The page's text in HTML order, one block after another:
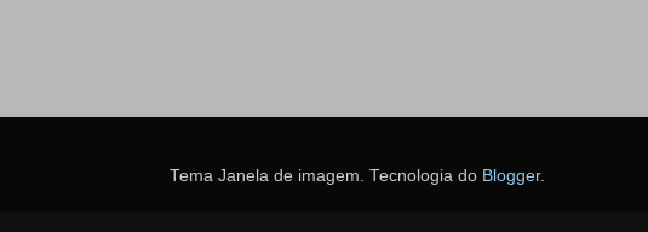
Tema Janela de imagem. Tecnologia do Blogger.